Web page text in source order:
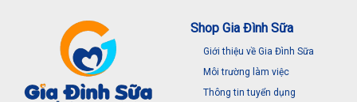
Shop Gia Đình Sữa
Giới thiệu về Gia Đình Sữa
Môi trường làm việc
Thông tin tuyển dụng